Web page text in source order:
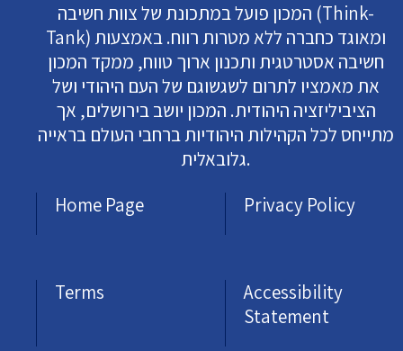
המכון פועל במתכונת של צוות חשיבה (Think-
Tank) ומאוגד כחברה ללא מטרות רווח. באמצעות
חשיבה אסטרטגית ותכנון ארוך טווח, ממקד המכון
את מאמציו לתרום לשגשוגם של העם היהודי ושל
הציביליזציה היהודית. המכון יושב בירושלים, אך
מתייחס לכל הקהילות היהודיות ברחבי העולם בראייה
גלובאלית.
Home Page
Privacy Policy
Terms
Accessibility
Statement